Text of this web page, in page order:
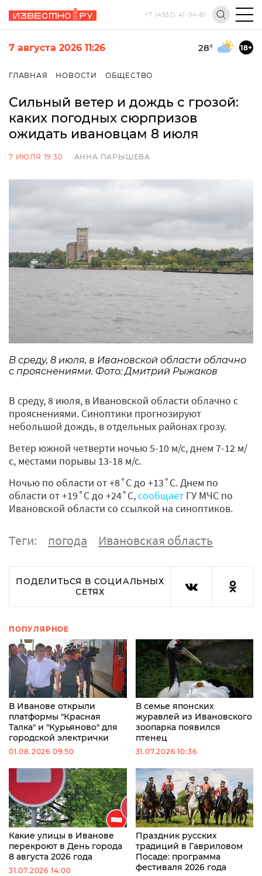
+7 (4932) 41-94-81
7 августа 2026 11:26 28° 18+
ГЛАВНАЯ НОВОСТИ ОБЩЕСТВО
Сильный ветер и дождь с грозой:
каких погодных сюрпризов
ожидать ивановцам 8 июля
7 ИЮЛЯ 19:30 АННА ПАРЫШЕВА
В среду, 8 июля, в Ивановской области облачно
с прояснениями. Фото: Дмитрий Рыжаков
В среду, 8 июля, в Ивановской области облачно с
прояснениями. Синоптики прогнозируют
небольшой дождь, в отдельных районах грозу.
Ветер южной четверти ночью 5-10 м/с, днем 7-12 м/
с, местами порывы 13-18 м/с.
Ночью по области от +8˚С до +13˚С. Днем по
области от +19˚С до +24˚С,сообщает ГУ МЧС по
Ивановской области со ссылкой на синоптиков.
Теги: погода Ивановская область
ПОДЕЛИТЬСЯ В СОЦИАЛЬНЫХ
СЕТЯХ
ПОПУЛЯРНОЕ
В Иванове открыли
платформы "Красная
Талка" и "Курьяново" для
городской электрички
01.08.2026 09:50
В семье японских
журавлей из Ивановского
зоопарка появился
птенец
31.07.2026 10:36
Какие улицы в Иванове
перекроют в День города
8 августа 2026 года
31.07.2026 14:00
Праздник русских
традиций в Гавриловом
Посаде: программа
фестиваля 2026 года